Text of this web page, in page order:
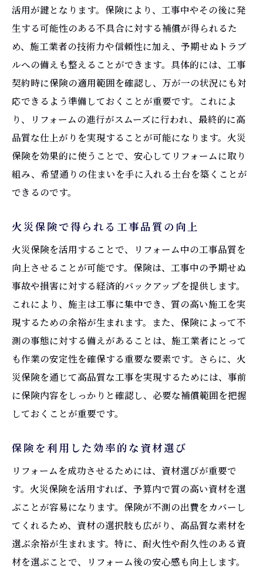
活用が鍵となります。保険により、工事中やその後に発
生する可能性のある不具合に対する補償が得られるた
め、施工業者の技術力や信頼性に加え、予期せぬトラブ
ルへの備えも整えることができます。具体的には、工事
契約時に保険の適用範囲を確認し、万が一の状況にも対
応できるよう準備しておくことが重要です。これによ
り、リフォームの進行がスムーズに行われ、最終的に高
品質な仕上がりを実現することが可能になります。火災
保険を効果的に使うことで、安心してリフォームに取り
組み、希望通りの住まいを手に入れる土台を築くことが
できるのです。
火災保険で得られる工事品質の向上
火災保険を活用することで、リフォーム中の工事品質を
向上させることが可能です。保険は、工事中の予期せぬ
事故や損害に対する経済的バックアップを提供します。
これにより、施主は工事に集中でき、質の高い施工を実
現するための余裕が生まれます。また、保険によって不
測の事態に対する備えがあることは、施工業者にとって
も作業の安定性を確保する重要な要素です。さらに、火
災保険を通じて高品質な工事を実現するためには、事前
に保険内容をしっかりと確認し、必要な補償範囲を把握
しておくことが重要です。
保険を利用した効率的な資材選び
リフォームを成功させるためには、資材選びが重要で
す。火災保険を活用すれば、予算内で質の高い資材を選
ぶことが容易になります。保険が不測の出費をカバーし
てくれるため、資材の選択肢も広がり、高品質な素材を
選ぶ余裕が生まれます。特に、耐火性や耐久性のある資
材を選ぶことで、リフォーム後の安心感も向上します。